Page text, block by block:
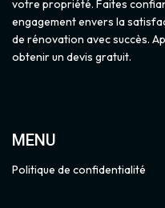
votre propriété. Faites
engagement envers la
de rénovation avec succès.
obtenir un devis gratuit.
MENU
Politique de confidentialité